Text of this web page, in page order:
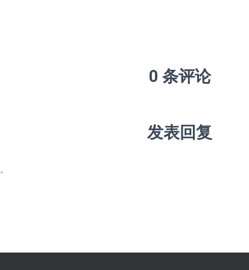
0 条评论
发表回复
。